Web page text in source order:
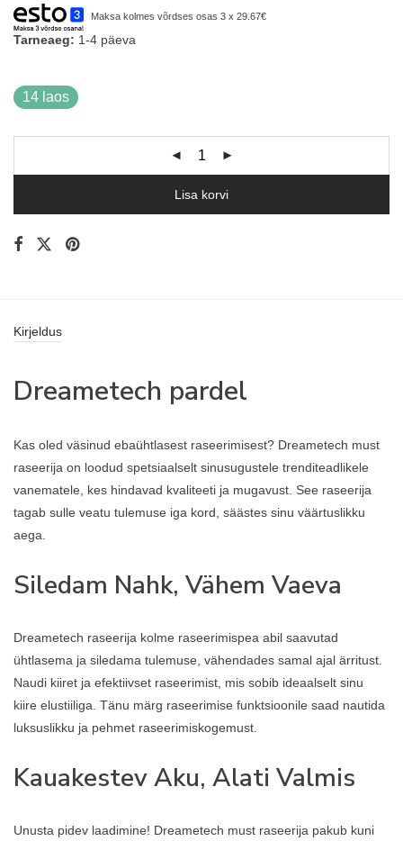
149,00 €.
89,00 €.
Maksa kolmes võrdses osas 3 x 29.67€
Tarneaeg: 1-4 päeva
14 laos
Lisa korvi
Kirjeldus
Dreametech pardel
Kas oled väsinud ebaühtlasest raseerimisest? Dreametech must
raseerija on loodud spetsiaalselt sinusugustele trenditeadlikele
vanematele, kes hindavad kvaliteeti ja mugavust. See raseerija
tagab sulle veatu tulemuse iga kord, säästes sinu väärtuslikku
aega.
Siledam Nahk, Vähem Vaeva
Dreametech raseerija kolme raseerimispea abil saavutad
ühtlasema ja siledama tulemuse, vähendades samal ajal ärritust.
Naudi kiiret ja efektiivset raseerimist, mis sobib ideaalselt sinu
kiire elustiiliga. Tänu märg raseerimise funktsioonile saad nautida
luksuslikku ja pehmet raseerimiskogemust.
Kauakestev Aku, Alati Valmis
Unusta pidev laadimine! Dreametech must raseerija pakub kuni